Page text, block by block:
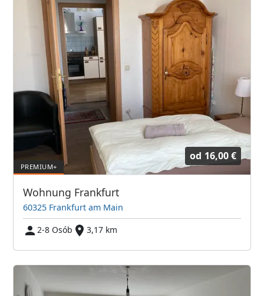
od 16,00 €
Wohnung Frankfurt
60325 Frankfurt am Main
2-8 Osób
3,17 km